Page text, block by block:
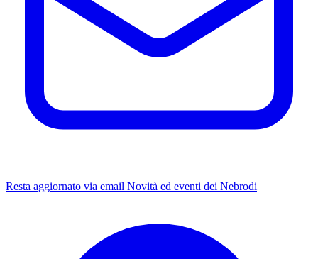
Resta aggiornato via email Novità ed eventi dei Nebrodi